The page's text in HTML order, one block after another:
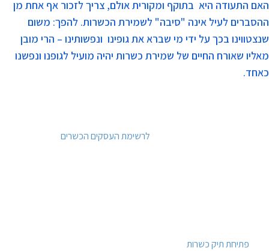
האם התעודה היא בתוקף ומקורית אולם, צריך לזכור אף אחת מן
ההסברים לעיל אינה "סיבה" לשמירת הכשרות. להפך: משום
שנצטווינו בכך על ידי מי שברא את גופינו ונפשותינו – הרי מובן
מאליו שאורח החיים של שמירת כשרות יהיה מועיל לגופנו ונפשנו
כאחד.
לרשימת העסקים הכשרים
פתיחת תיק כשרות